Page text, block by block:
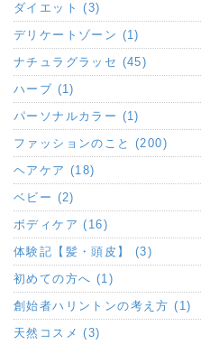
ダイエット (3)
デリケートゾーン (1)
ナチュラグラッセ (45)
ハーブ (1)
パーソナルカラー (1)
ファッションのこと (200)
ヘアケア (18)
ベビー (2)
ボディケア (16)
体験記【髪・頭皮】 (3)
初めての方へ (1)
創始者ハリントンの考え方 (1)
天然コスメ (3)